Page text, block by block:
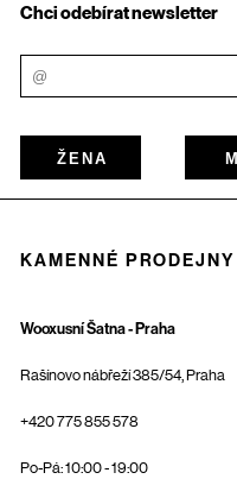
Chci odebírat newsletter
ŽENA
KAMENNÉ
Wooxusní Šatna - Praha
Rašínovo nábřeží 385/54, Praha
+420 775 855 578
Po-Pá: 10:00 - 19:00